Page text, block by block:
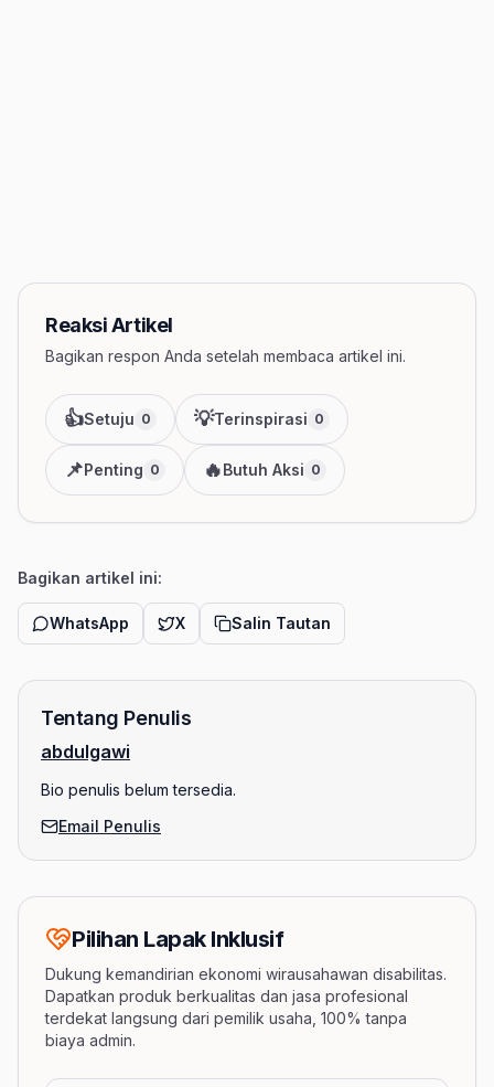
Reaksi Artikel
Bagikan respon Anda setelah membaca artikel ini.
👍Setuju 0 💡Terinspirasi 0
📌Penting 0 🔥Butuh Aksi 0
Bagikan artikel ini:
WhatsApp X Salin Tautan
Tentang Penulis
abdulgawi
Bio penulis belum tersedia.
Email Penulis
Pilihan Lapak Inklusif
Dukung kemandirian ekonomi wirausahawan disabilitas.
Dapatkan produk berkualitas dan jasa profesional
terdekat langsung dari pemilik usaha, 100% tanpa
biaya admin.